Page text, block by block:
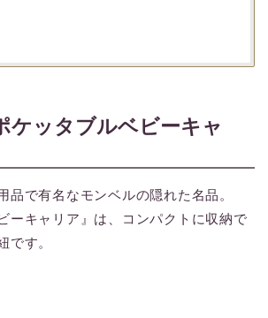
ケッタブルベビーキャ
品で有名なモンベルの隠れた名品。
ーキャリア』は、コンパクトに収納で
です。